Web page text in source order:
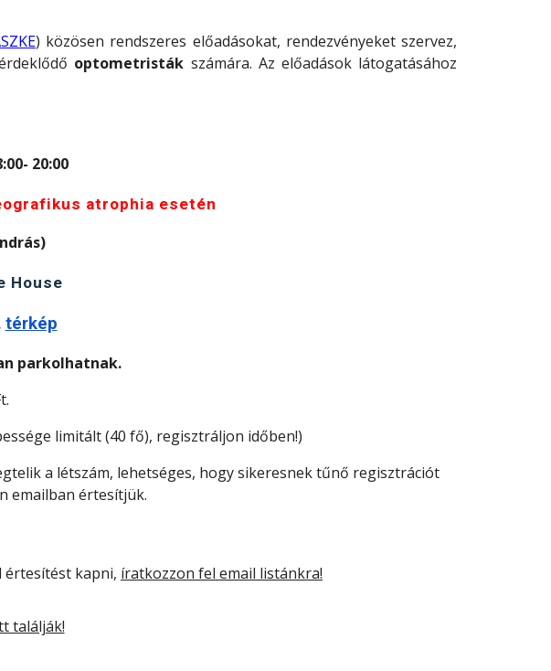
) közösen rendszeres előadásokat, rendezvényeket szervez,
optometristák számára. Az előadások látogatásához
20:00
atrophia esetén
House
térkép
parkolhatnak.
limitált (40 fő), regisztráljon időben!)
a létszám, lehetséges, hogy sikeresnek tűnő regisztrációt
emailban értesítjük.
értesítést kapni, íratkozzon fel email listánkra!
találják!